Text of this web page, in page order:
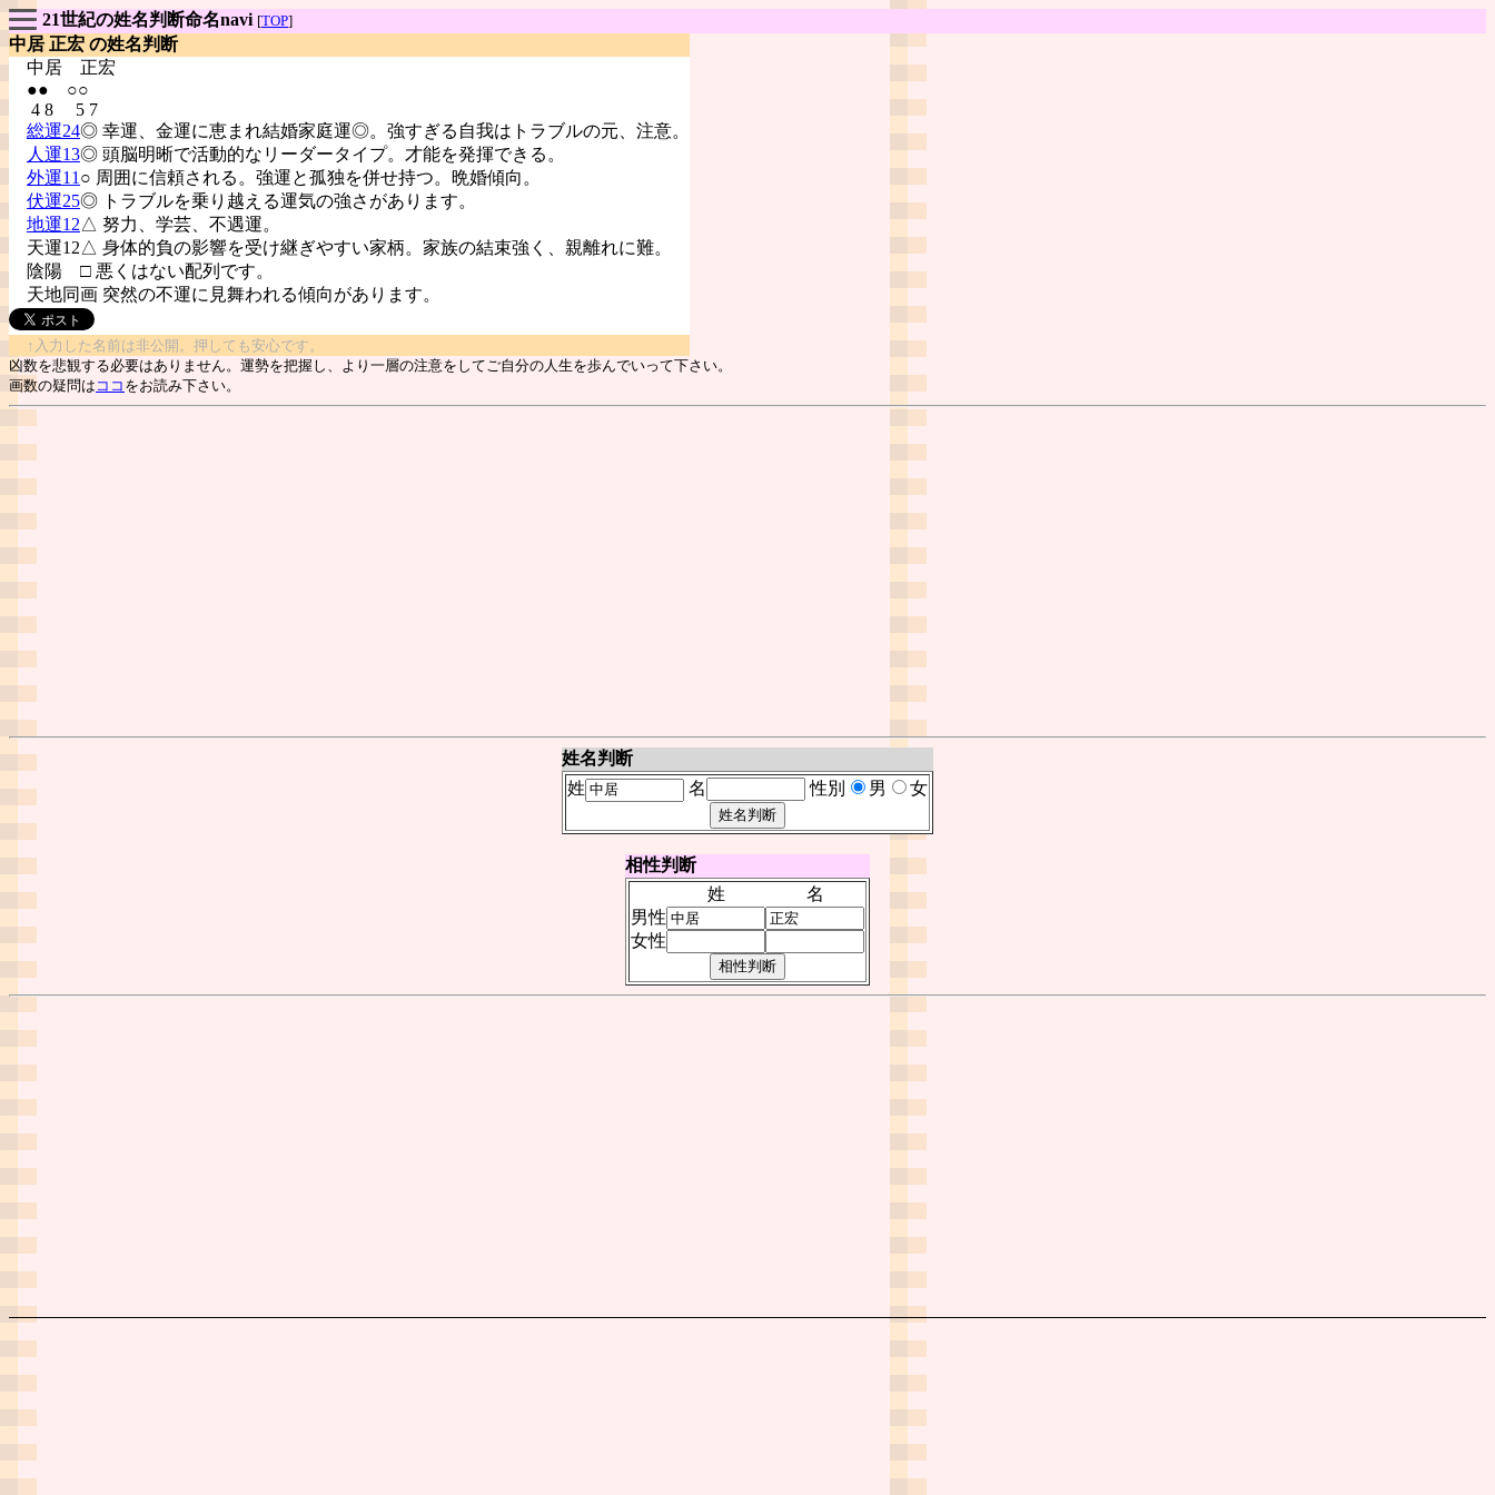
21世紀の姓名判断命名navi [TOP]
中居 正宏 の姓名判断
中居 正宏
●● ○○
4 8 5 7
総運24◎ 幸運、金運に恵まれ結婚家庭運◎。強すぎる自我はトラブルの元、注意。
人運13◎ 頭脳明晰で活動的なリーダータイプ。才能を発揮できる。
外運11 ○ 周囲に信頼される。強運と孤独を併せ持つ。晩婚傾向。
伏運25◎ トラブルを乗り越える運気の強さがあります。
地運12△ 努力、学芸、不遇運。
天運12△ 身体的負の影響を受け継ぎやすい家柄。家族の結束強く、親離れに難。
陰陽 □ 悪くはない配列です。
天地同画 突然の不運に見舞われる傾向があります。
↑入力した名前は非公開。押しても安心です。
凶数を悲観する必要はありません。運勢を把握し、より一層の注意をしてご自分の人生を歩んでいって下さい。
画数の疑問は ココ をお読み下さい。
姓名判断
姓
名 性別 男 女
相性判断
姓
名
男性
女性